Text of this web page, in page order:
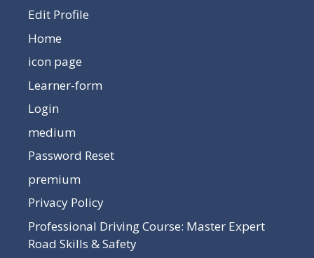
Edit Profile
Home
icon page
Learner-form
Login
medium
Password Reset
premium
Privacy Policy
Professional Driving Course: Master Expert
Road Skills & Safety